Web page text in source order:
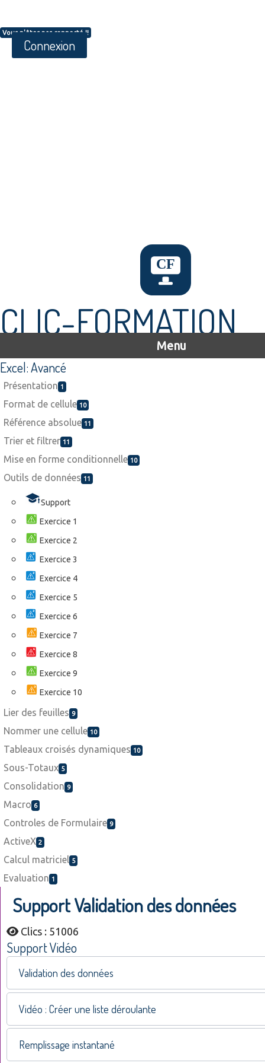
Vous n'êtes pas connecté !!
Connexion
CLIC-FORMATION
Menu
Excel: Avancé
Présentation 1
Format de cellule 10
Référence absolue 11
Trier et filtrer 11
Mise en forme conditionnelle 10
Outils de données 11
Support
Exercice 1
Exercice 2
Exercice 3
Exercice 4
Exercice 5
Exercice 6
Exercice 7
Exercice 8
Exercice 9
Exercice 10
Lier des feuilles 9
Nommer une cellule 10
Tableaux croisés dynamiques 10
Sous-Totaux 5
Consolidation 9
Macro 6
Controles de Formulaire 9
ActiveX 2
Calcul matriciel 5
Evaluation 1
Support Validation des données
Clics : 51006
Support Vidéo
Validation des données
Vidéo : Créer une liste déroulante
Remplissage instantané